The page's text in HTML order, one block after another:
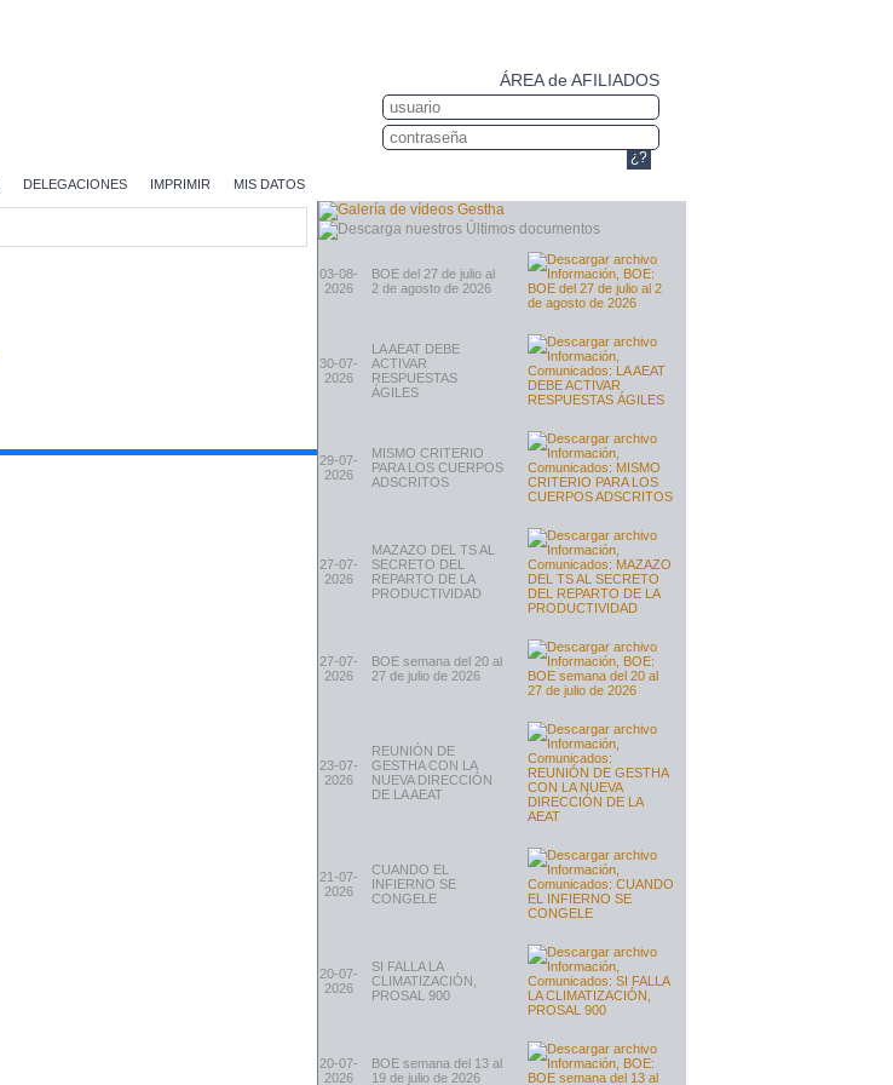
ÁREA de AFILIADOS
¿?
DELEGACIONES IMPRIMIR MIS DATOS
03-08-
2026
BOE del 27 de julio al
2 de agosto de 2026
30-07-
2026
LA AEAT DEBE
ACTIVAR
RESPUESTAS
ÁGILES
29-07-
2026
MISMO CRITERIO
PARA LOS CUERPOS
ADSCRITOS
27-07-
2026
MAZAZO DEL TS AL
SECRETO DEL
REPARTO DE LA
PRODUCTIVIDAD
27-07-
2026
BOE semana del 20 al
27 de julio de 2026
23-07-
2026
REUNIÓN DE
GESTHA CON LA
NUEVA DIRECCIÓN
DE LA AEAT
21-07-
2026
CUANDO EL
INFIERNO SE
CONGELE
20-07-
2026
SI FALLA LA
CLIMATIZACIÓN,
PROSAL 900
20-07-
2026
BOE semana del 13 al
19 de julio de 2026